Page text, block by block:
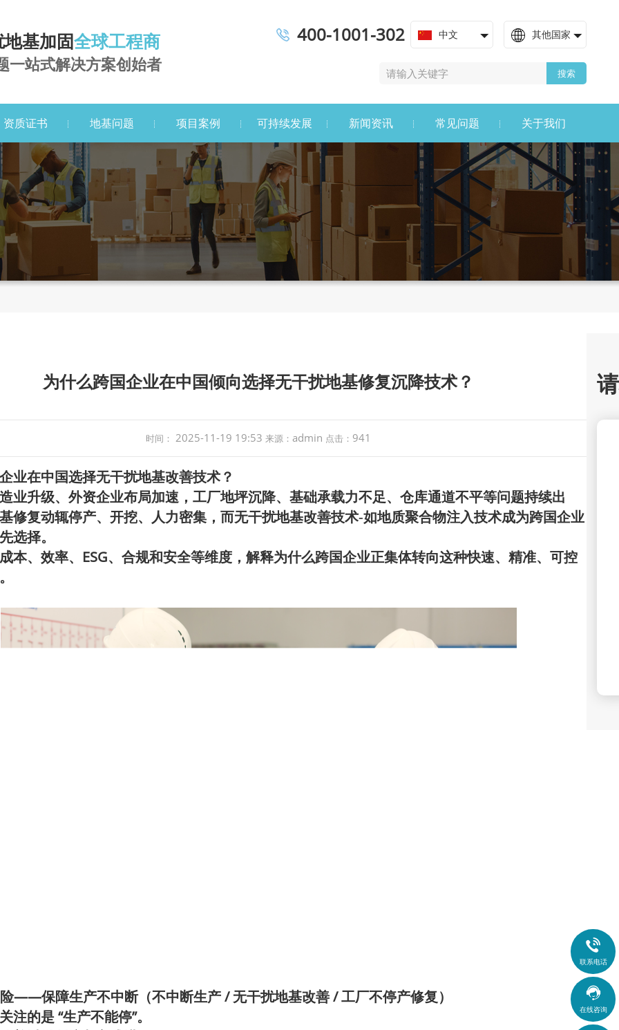
基加固全球工程商
一站式解决方案创始者
400-1001-302 中文 其他国家
搜索
资质证书 地基问题 项目案例 可持续发展 新闻资讯 常见问题 关于我们
为什么跨国企业在中国倾向选择无干扰地基修复沉降技术？
时间： 2025-11-19 19:53 来源： admin 点击： 941
业在中国选择无干扰地基改善技术？
业升级、外资企业布局加速，工厂地坪沉降、基础承载力不足、仓库通道不平等问题持续出
修复动辄停产、开挖、人力密集，而无干扰地基改善技术-如地质聚合物注入技术成为跨国企业
选择。
本、效率、 ESG、合规和安全等维度，解释为什么跨国企业正集体转向这种快速、精准、可控
——保障生产不中断（不中断生产 / 无干扰地基改善 /工厂不停产修复）
注的是 “生产不能停”。

联系电话

在线咨询